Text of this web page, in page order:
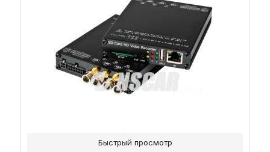
Быстрый просмотр